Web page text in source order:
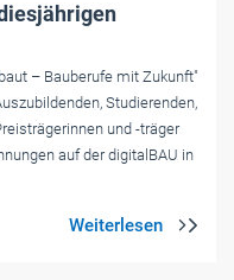
– Bauberufe mit Zukunft"
Studierenden,
und -träger
auf der digitalBAU in